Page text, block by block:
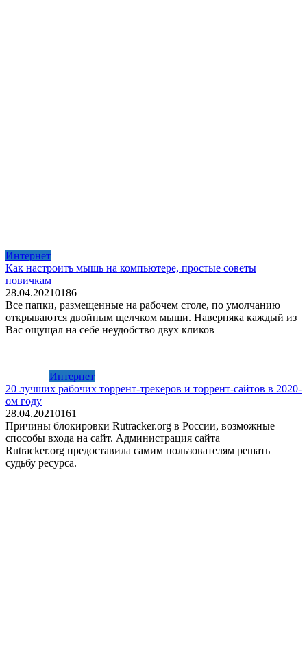
Интернет
Как настроить мышь на компьютере, простые советы
новичкам
28.04.20210186
Все папки, размещенные на рабочем столе, по умолчанию
открываются двойным щелчком мыши. Наверняка каждый из
Вас ощущал на себе неудобство двух кликов
Интернет
20 лучших рабочих торрент-трекеров и торрент-сайтов в 2020-
ом году
28.04.20210161
Причины блокировки Rutracker.org в России, возможные
способы входа на сайт. Администрация сайта
Rutracker.org предоставила самим пользователям решать
судьбу ресурса.